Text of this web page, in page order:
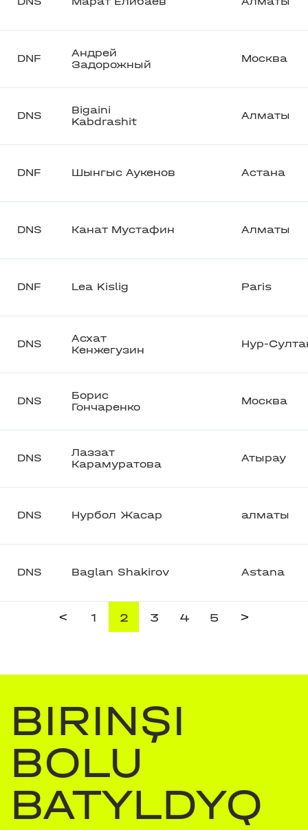
DNF
Андрей
Задорожный
Москва
DNS
Bigaini
Kabdrashit
Алматы
DNF Шынгыс Аукенов Астана
DNS Канат Мустафин Алматы
DNF Lea Kislig Paris
DNS
Асхат
Кенжегузин
Нур-
DNS
Борис
Гончаренко
Москва
DNS
Лаззат
Карамуратова
Атырау
DNS Нурбол Жасар алматы
DNS Baglan Shakirov Astana
< 1 2 3 4 5 >
BIRINŞI
BOLU
BATYLDYQ